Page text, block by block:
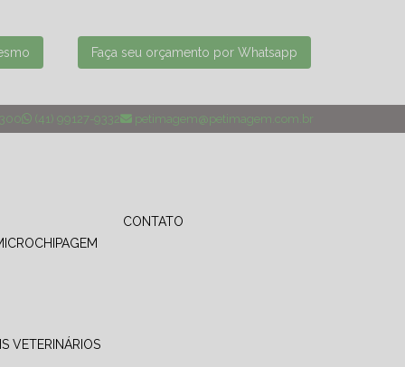
Faça seu orçamento por Whatsapp
(41) 99127-9332 petimagem@petimagem.com.br
MICROCHIPAGEM
CONTATO
VETERINÁRIOS